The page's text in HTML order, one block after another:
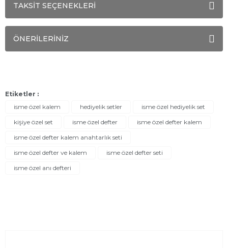
TAKSİT SEÇENEKLERİ
ÖNERİLERİNİZ
Etiketler :
isme özel kalem
hediyelik setler
isme özel hediyelik set
kişiye özel set
isme özel defter
isme özel defter kalem
isme özel defter kalem anahtarlık seti
isme özel defter ve kalem
isme özel defter seti
isme özel anı defteri